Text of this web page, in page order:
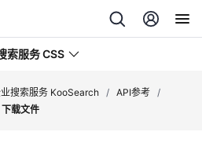
索服务 CSS
搜索服务 KooSearch / API参考 /
下载文件